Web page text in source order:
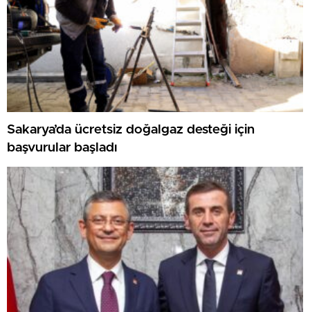
Sakarya’da ücretsiz doğalgaz desteği için
başvurular başladı